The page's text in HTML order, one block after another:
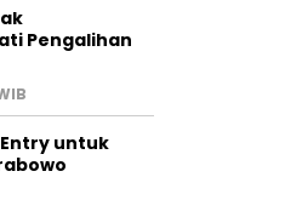
Pengalihan
untuk